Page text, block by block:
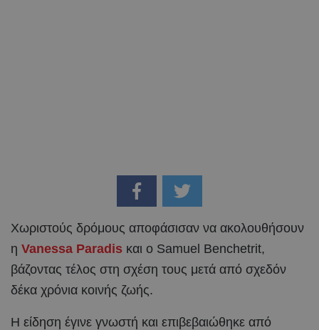
Χωριστούς δρόμους αποφάσισαν να ακολουθήσουν
η Vanessa Paradis και ο Samuel Benchetrit,
βάζοντας τέλος στη σχέση τους μετά από σχεδόν
δέκα χρόνια κοινής ζωής.
Η είδηση έγινε γνωστή και επιβεβαιώθηκε από